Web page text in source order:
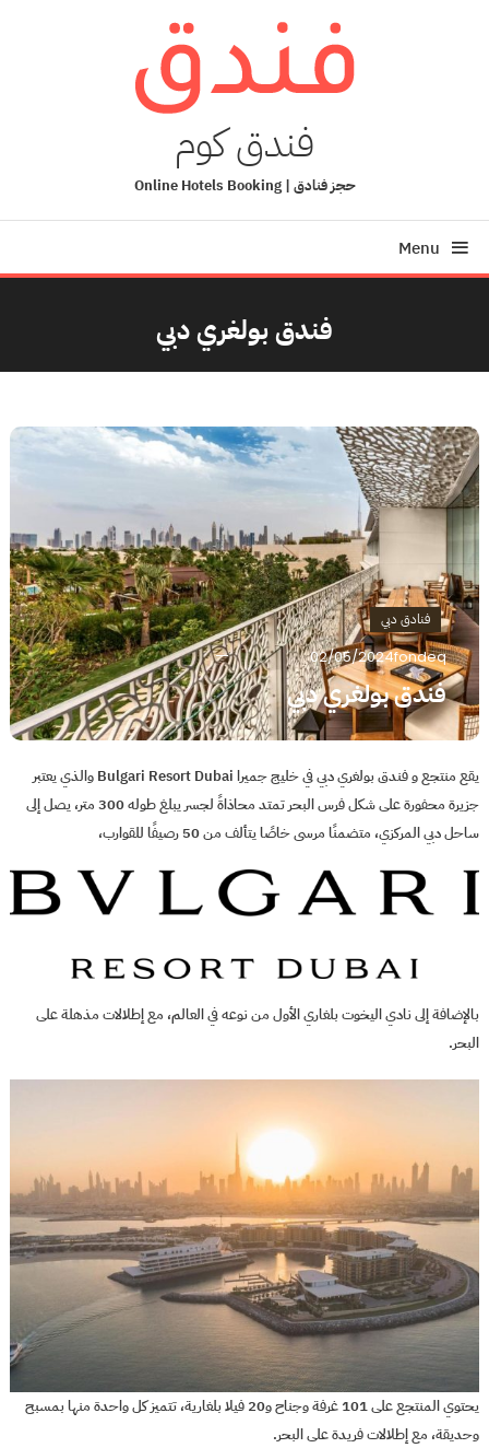
فندق كوم
حجز فنادق | Online Hotels Booking
Menu
فندق بولغري دبي
فنادق دبي
02/05/2024fondeq
فندق بولغري دبي
يقع منتجع و فندق بولغري دبي في خليج جميرا Bulgari Resort Dubai والذي يعتبر
جزيرة محفورة على شكل فرس البحر تمتد محاذاةً لجسر يبلغ طوله 300 متر، يصل إلى
ساحل دبي المركزي، متضمنًا مرسى خاصًا يتألف من 50 رصيفًا للقوارب،
بالإضافة إلى نادي اليخوت بلغاري الأول من نوعه في العالم، مع إطلالات مذهلة على
البحر.
يحتوي المنتجع على 101 غرفة وجناح و20 فيلا بلغارية، تتميز كل واحدة منها بمسبح
وحديقة، مع إطلالات فريدة على البحر.